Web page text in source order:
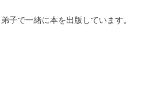
子で一緒に本を出版しています。